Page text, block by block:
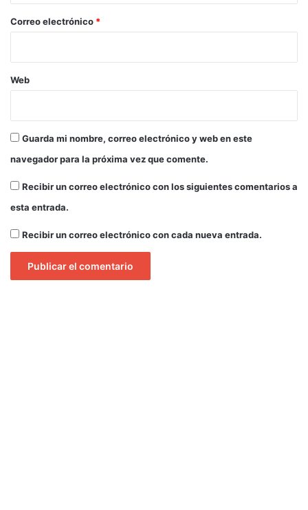
*
Correo electrónico *
Web
Guarda mi nombre, correo electrónico y web en este
navegador para la próxima vez que comente.
Recibir un correo electrónico con los siguientes comentarios a
esta entrada.
Recibir un correo electrónico con cada nueva entrada.